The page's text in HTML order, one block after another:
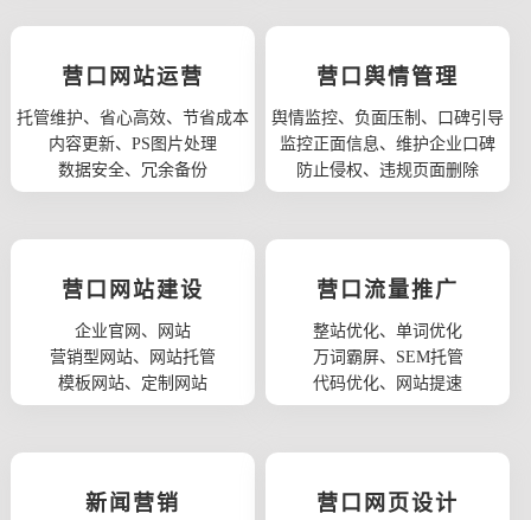
营口网站运营
托管维护、省心高效、节省成本
内容更新、PS图片处理
数据安全、冗余备份
营口舆情管理
舆情监控、负面压制、口碑引导
监控正面信息、维护企业口碑
防止侵权、违规页面删除
营口网站建设
企业官网、网站
营销型网站、网站托管
模板网站、定制网站
营口流量推广
整站优化、单词优化
万词霸屏、SEM托管
代码优化、网站提速
新闻营销 营口网页设计